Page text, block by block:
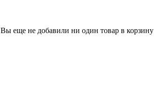
Вы еще не добавили ни один товар в корзину